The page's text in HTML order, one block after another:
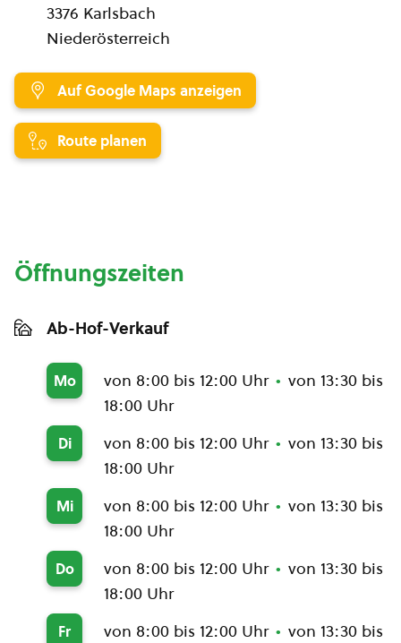
3376 Karlsbach
Niederösterreich
Auf Google Maps anzeigen
Route planen
Öffnungszeiten
Ab-Hof-Verkauf
Mo von 8:00 bis 12:00 Uhr
von 13:30 bis
18:00 Uhr
Di von 8:00 bis 12:00 Uhr
von 13:30 bis
18:00 Uhr
Mi von 8:00 bis 12:00 Uhr
von 13:30 bis
18:00 Uhr
Do von 8:00 bis 12:00 Uhr
von 13:30 bis
18:00 Uhr
Fr von 8:00 bis 12:00 Uhr
von 13:30 bis